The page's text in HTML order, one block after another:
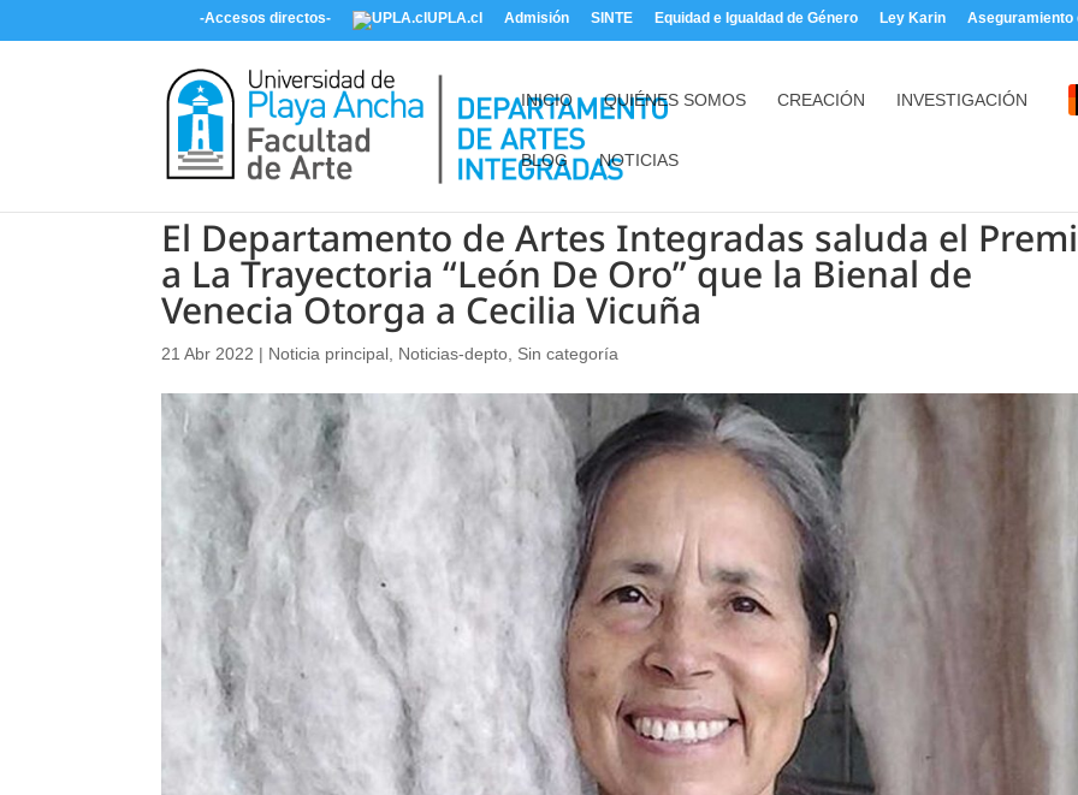
-Accesos directos- UPLA.cl Admisión SINTE Equidad e Igualdad de Género Ley Karin Aseguramiento
INICIO QUIÉNES SOMOS CREACIÓN INVESTIGACIÓN
BLOG NOTICIAS
El Departamento de Artes Integradas saluda el
a La Trayectoria “León De Oro” que la Bienal de
Venecia Otorga a Cecilia Vicuña
21 Abr 2022 | Noticia principal Noticias-depto Sin categoría